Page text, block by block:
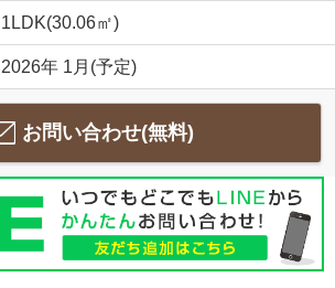
1LDK(30.06㎡)
2026年 1月(予定)
お問い合わせ(無料)